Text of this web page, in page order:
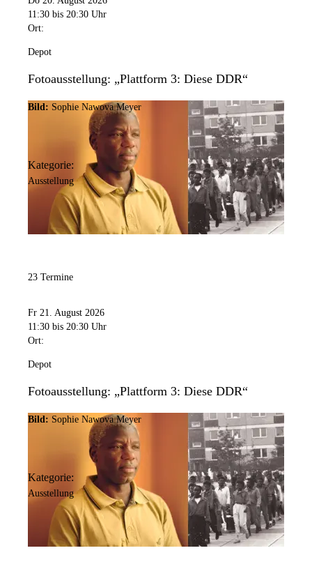
11:30 bis 20:30 Uhr
Ort:
Depot
Fotoausstellung: „Plattform 3: Diese DDR“
Bild: Sophie Nawova Meyer
Kategorie:
Ausstellung
23 Termine
Fr 21. August 2026
11:30 bis 20:30 Uhr
Ort:
Depot
Fotoausstellung: „Plattform 3: Diese DDR“
Bild: Sophie Nawova Meyer
Kategorie:
Ausstellung